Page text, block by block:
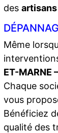
des artisans
Même
ET-MARNE
Chaque
vous
Bénéficiez
qualité des